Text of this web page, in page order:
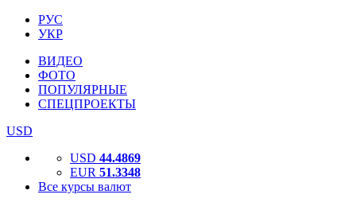
РУС
УКР
ВИДЕО
ФОТО
ПОПУЛЯРНЫЕ
СПЕЦПРОЕКТЫ
USD
USD 44.4869
EUR 51.3348
Все курсы валют